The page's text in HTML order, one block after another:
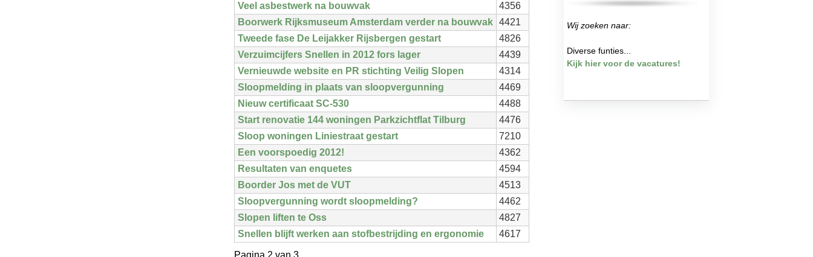
Veel asbestwerk na bouwvak
4356
Boorwerk Rijksmuseum Amsterdam verder na bouwvak 4421
Tweede fase De Leijakker Rijsbergen gestart
4826
Verzuimcijfers Snellen in 2012 fors lager
4439
Vernieuwde website en PR stichting Veilig Slopen
4314
Sloopmelding in plaats van sloopvergunning
4469
Nieuw certificaat SC-530
4488
Start renovatie 144 woningen Parkzichtflat Tilburg
4476
Sloop woningen Liniestraat gestart
7210
Een voorspoedig 2012!
4362
Resultaten van enquetes
4594
Boorder Jos met de VUT
4513
Sloopvergunning wordt sloopmelding?
4462
Slopen liften te Oss
4827
Snellen blijft werken aan stofbestrijding en ergonomie
4617
Pagina 2 van 3
Wij zoeken naar:
Diverse funties...
Kijk hier voor de vacatures!